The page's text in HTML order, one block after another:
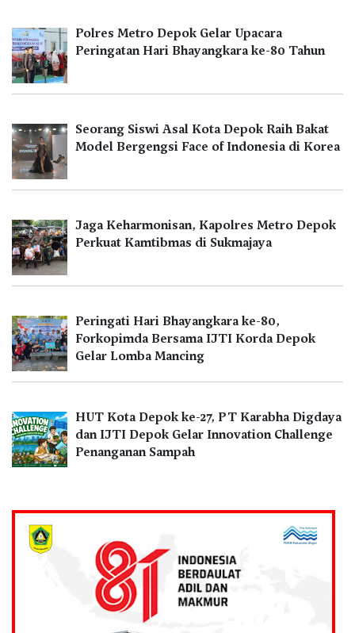
Polres Metro Depok Gelar Upacara
Peringatan Hari Bhayangkara ke-80 Tahun
Seorang Siswi Asal Kota Depok Raih Bakat
Model Bergengsi Face of Indonesia di Korea
Jaga Keharmonisan, Kapolres Metro Depok
Perkuat Kamtibmas di Sukmajaya
Peringati Hari Bhayangkara ke-80,
Forkopimda Bersama IJTI Korda Depok
Gelar Lomba Mancing
HUT Kota Depok ke-27, PT Karabha Digdaya
dan IJTI Depok Gelar Innovation Challenge
Penanganan Sampah